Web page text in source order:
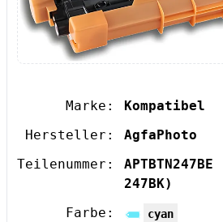
Marke:
Kompatibel
Hersteller:
AgfaPhoto
Teilenummer:
APTBTN247BE
247BK)
Farbe:
cyan